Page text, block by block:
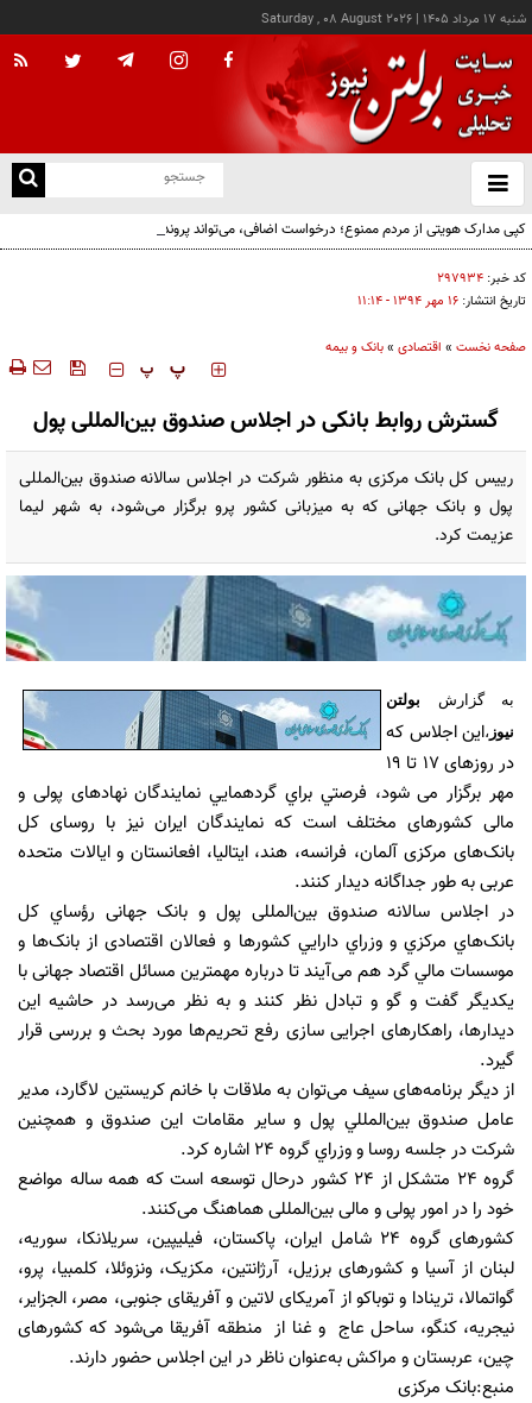
شنبه ۱۷ مرداد ۱۴۰۵ |
Saturday , 08 August 2026
باز
و
کپی مدارک هویتی از مردم ممنوع؛ درخواست اضافی، می‌تواند پرونده تخلف اداری به دنبال
داشته باشد!
کد خبر: ۲۹۷۹۳۴
تاریخ انتشار: ۱۶ مهر ۱۳۹۴ - ۱۱:۱۴
صفحه نخست » اقتصادی »بانک و بیمه
‍‍‍ پ پ
گسترش روابط بانکی در اجلاس صندوق بین‌المللی پول
رییس کل بانک مرکزی به منظور شرکت در اجلاس سالانه صندوق بین‌المللی
پول و بانک جهانی که به میزبانی کشور پرو برگزار می‌شود، به شهر لیما
عزیمت کرد.
به گزارش بولتن
نیوز ،این اجلاس که
در روزهای 17 تا 19
مهر برگزار می شود، فرصتي براي گردهمايي نمایندگان نهادهای پولی و
مالی کشورهای مختلف است که نمایندگان ایران نیز با روسای کل
بانک‌های مرکزی آلمان، فرانسه، هند، ایتالیا، افعانستان و ایالات متحده
عربی به طور جداگانه دیدار کنند.
در اجلاس سالانه صندوق بین‌المللی پول و بانک جهانی رؤساي کل
بانک‌هاي مرکزي و وزراي دارايي کشورها و فعالان اقتصادی از بانک‌ها و
موسسات مالي گرد هم می‌آیند تا درباره مهمترین مسائل اقتصاد جهانی با
یکدیگر گفت و گو و تبادل نظر کنند و به نظر می‌رسد در حاشیه این
دیدارها، راهکار‌های اجرایی سازی رفع تحریم‌ها مورد بحث و بررسی قرار
گیرد.
از دیگر برنامه‌های سیف می‌توان به ملاقات‌ با خانم کريستين لاگارد، مدیر
عامل صندوق بين‌المللي پول و ساير مقامات اين صندوق و همچنين
شرکت در جلسه روسا و وزراي گروه 24 اشاره کرد.
گروه 24 متشکل از 24 کشور درحال توسعه است که همه ساله مواضع
خود را در امور پولی و مالی بین‌المللی هماهنگ می‌کنند.
کشورهای گروه 24 شامل ایران، پاکستان، فیلیپین، سریلانکا، سوریه،
لبنان از آسیا و کشورهای برزیل، آرژانتین، مکزیک، ونزوئلا، کلمبیا، پرو،
گواتمالا، ترینادا و توباکو از آمریکای لاتین و آفریقای جنوبی، مصر، الجزایر،
نیجریه، کنگو، ساحل عاج و غنا از منطقه آفریقا می‌شود که کشورهای
چین، عربستان و مراکش به‌عنوان ناظر در این اجلاس حضور دارند.
منبع:بانک مرکزی